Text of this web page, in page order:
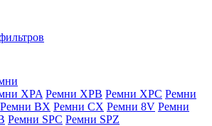
XPA Ремни XPB Ремни XPC Ремни
Ремни BX Ремни CX Ремни 8V Ремни
Ремни SPC Ремни SPZ